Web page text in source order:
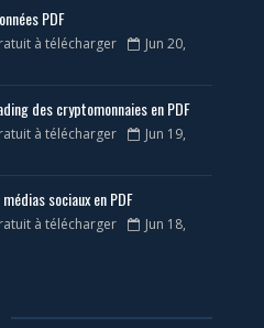
PDF
à télécharger
Jun 20,
des cryptomonnaies en PDF
à télécharger
Jun 19,
sociaux en PDF
à télécharger
Jun 18,